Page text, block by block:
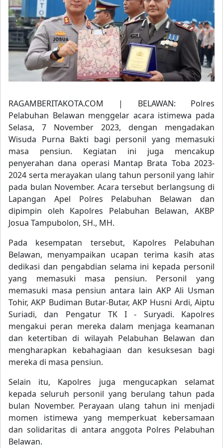
RAGAMBERITAKOTA.COM | BELAWAN: Polres
Pelabuhan Belawan menggelar acara istimewa pada
Selasa, 7 November 2023, dengan mengadakan
Wisuda Purna Bakti bagi personil yang memasuki
masa pensiun. Kegiatan ini juga mencakup
penyerahan dana operasi Mantap Brata Toba 2023-
2024 serta merayakan ulang tahun personil yang lahir
pada bulan November. Acara tersebut berlangsung di
Lapangan Apel Polres Pelabuhan Belawan dan
dipimpin oleh Kapolres Pelabuhan Belawan, AKBP
Josua Tampubolon, SH., MH.
Pada kesempatan tersebut, Kapolres Pelabuhan
Belawan, menyampaikan ucapan terima kasih atas
dedikasi dan pengabdian selama ini kepada personil
yang memasuki masa pensiun. Personil yang
memasuki masa pensiun antara lain AKP Ali Usman
Tohir, AKP Budiman Butar-Butar, AKP Husni Ardi, Aiptu
Suriadi, dan Pengatur TK I - Suryadi. Kapolres
mengakui peran mereka dalam menjaga keamanan
dan ketertiban di wilayah Pelabuhan Belawan dan
mengharapkan kebahagiaan dan kesuksesan bagi
mereka di masa pensiun.
Selain itu, Kapolres juga mengucapkan selamat
kepada seluruh personil yang berulang tahun pada
bulan November. Perayaan ulang tahun ini menjadi
momen istimewa yang memperkuat kebersamaan
dan solidaritas di antara anggota Polres Pelabuhan
Belawan.